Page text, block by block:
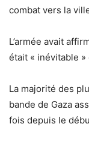
combat vers la
L’armée avait
était « inévitable »
La majorité des
bande de Gaza
fois depuis le